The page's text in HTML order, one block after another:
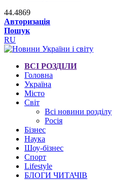
44.4869
Авторизація
Пошук
RU
ВСІ РОЗДІЛИ
Головна
Україна
Місто
Світ
Всі новини розділу
Росія
Бізнес
Наука
Шоу-бізнес
Спорт
Lifestyle
БЛОГИ ЧИТАЧІВ